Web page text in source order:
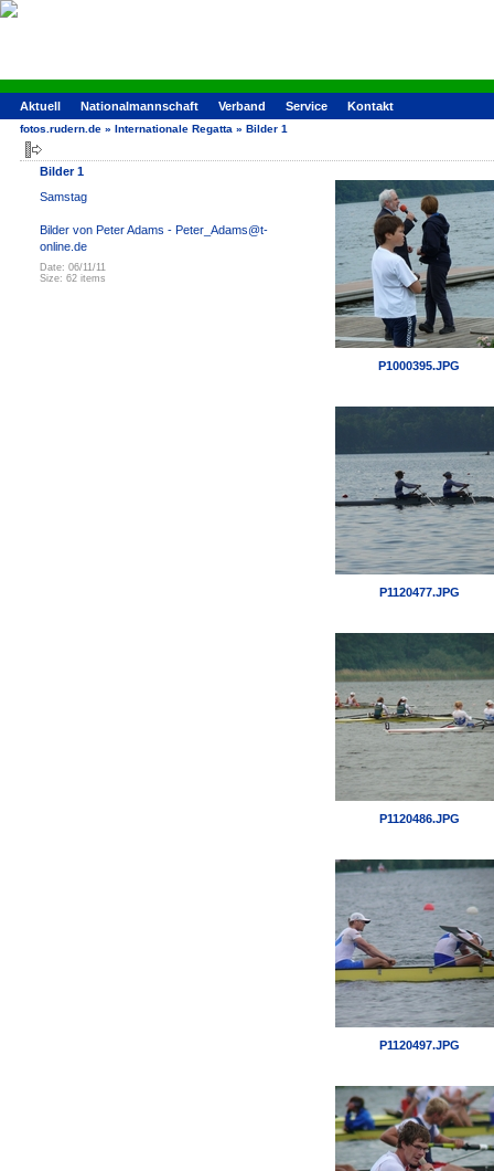
Aktuell Nationalmannschaft Verband Service Kontakt
fotos.rudern.de » Internationale Regatta » Bilder 1
Bilder 1
Samstag
Bilder von Peter Adams - Peter_Adams@t-
online.de
Date: 06/11/11
Size: 62 items
P1000395.JPG
P1120477.JPG
P1120486.JPG
P1120497.JPG